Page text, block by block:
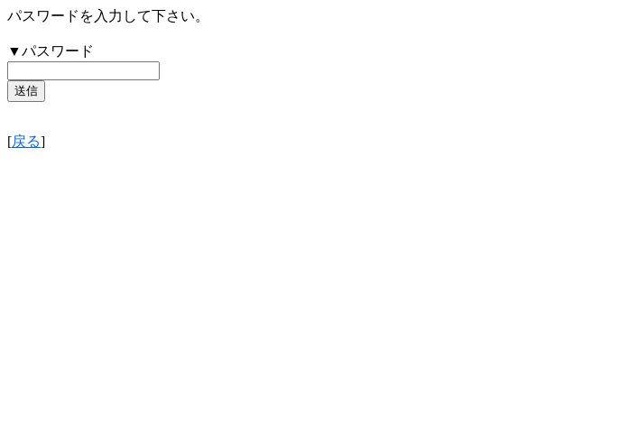
パスワードを入力して下さい。
▼パスワード
[戻る]